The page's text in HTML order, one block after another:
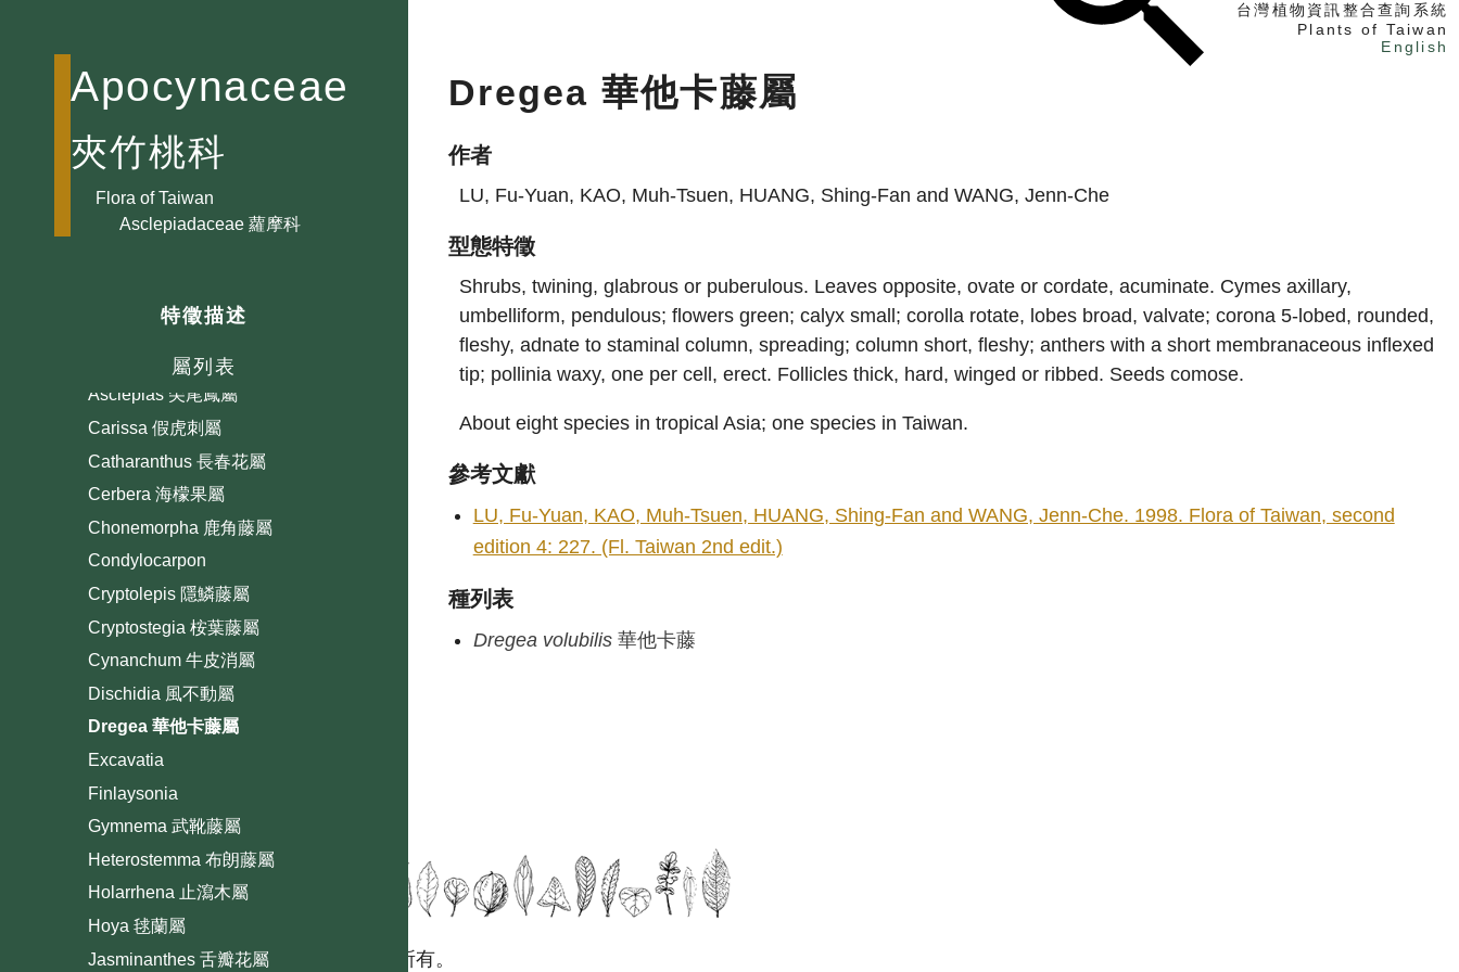
台灣植物資訊整合查詢系統
Plants of Taiwan
English
Apocynaceae
夾竹桃科
Flora of Taiwan
Asclepiadaceae 蘿摩科
特徵描述
屬列表
Adenium 沙漠玫瑰屬
Aganosma 香花藤屬
Allamanda 黃蟬屬
Anodendron 錦蘭屬
Asclepiadaceae
Asclepias 尖尾鳳屬
Carissa 假虎刺屬
Catharanthus 長春花屬
Cerbera 海檬果屬
Chonemorpha 鹿角藤屬
Condylocarpon
Cryptolepis 隱鱗藤屬
Cryptostegia 桉葉藤屬
Cynanchum 牛皮消屬
Dischidia 風不動屬
Dregea 華他卡藤屬
Excavatia
Finlaysonia
Gymnema 武靴藤屬
Heterostemma 布朗藤屬
Holarrhena 止瀉木屬
Hoya 毬蘭屬
Jasminanthes 舌瓣花屬
Dregea 華他卡藤屬
作者
LU, Fu-Yuan, KAO, Muh-Tsuen, HUANG, Shing-Fan and WANG, Jenn-Che
型態特徵
Shrubs, twining, glabrous or puberulous. Leaves opposite, ovate or cordate, acuminate. Cymes axillary,
umbelliform, pendulous; flowers green; calyx small; corolla rotate, lobes broad, valvate; corona 5-lobed, rounded,
fleshy, adnate to staminal column, spreading; column short, fleshy; anthers with a short membranaceous inflexed
tip; pollinia waxy, one per cell, erect. Follicles thick, hard, winged or ribbed. Seeds comose.
About eight species in tropical Asia; one species in Taiwan.
參考文獻
LU, Fu-Yuan, KAO, Muh-Tsuen, HUANG, Shing-Fan and WANG, Jenn-Che. 1998. Flora of Taiwan, second
edition 4: 227. (Fl. Taiwan 2nd edit.)
種列表
Dregea volubilis 華他卡藤
國立台灣大學生態學與演化生物學研究所 版權所有。